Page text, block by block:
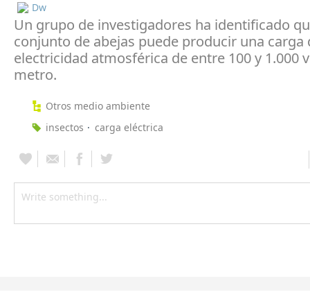
Dw
Un grupo de investigadores ha identificado
conjunto de abejas puede producir una carga
electricidad atmosférica de entre 100 y 1.000
metro.
Otros medio ambiente
insectos
carga eléctrica